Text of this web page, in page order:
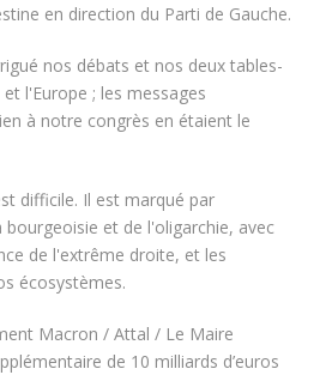
en direction du Parti de Gauche.
nos débats et nos deux tables-
l'Europe ; les messages
à notre congrès en étaient le
difficile. Il est marqué par
et de l'oligarchie, avec
de l'extrême droite, et les
écosystèmes.
Macron / Attal / Le Maire
de 10 milliards d’euros